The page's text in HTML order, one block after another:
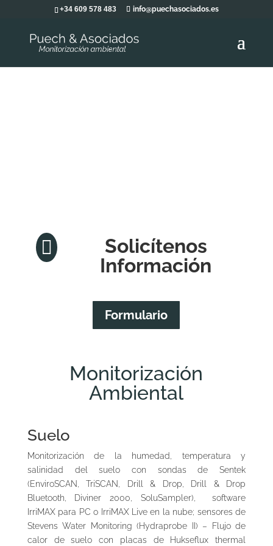
+34 609 578 483 info@puechasociados.es

Solicítenos
Información
Formulario
Monitorización
Ambiental
Suelo
Monitorización de la humedad, temperatura y
salinidad del suelo con sondas de Sentek
(EnviroSCAN, TriSCAN, Drill & Drop, Drill & Drop
Bluetooth, Diviner 2000, SoluSampler), software
IrriMAX para PC o IrriMAX Live en la nube; sensores de
Stevens Water Monitoring (Hydraprobe II) – Flujo de
calor de suelo con placas de Hukseflux thermal